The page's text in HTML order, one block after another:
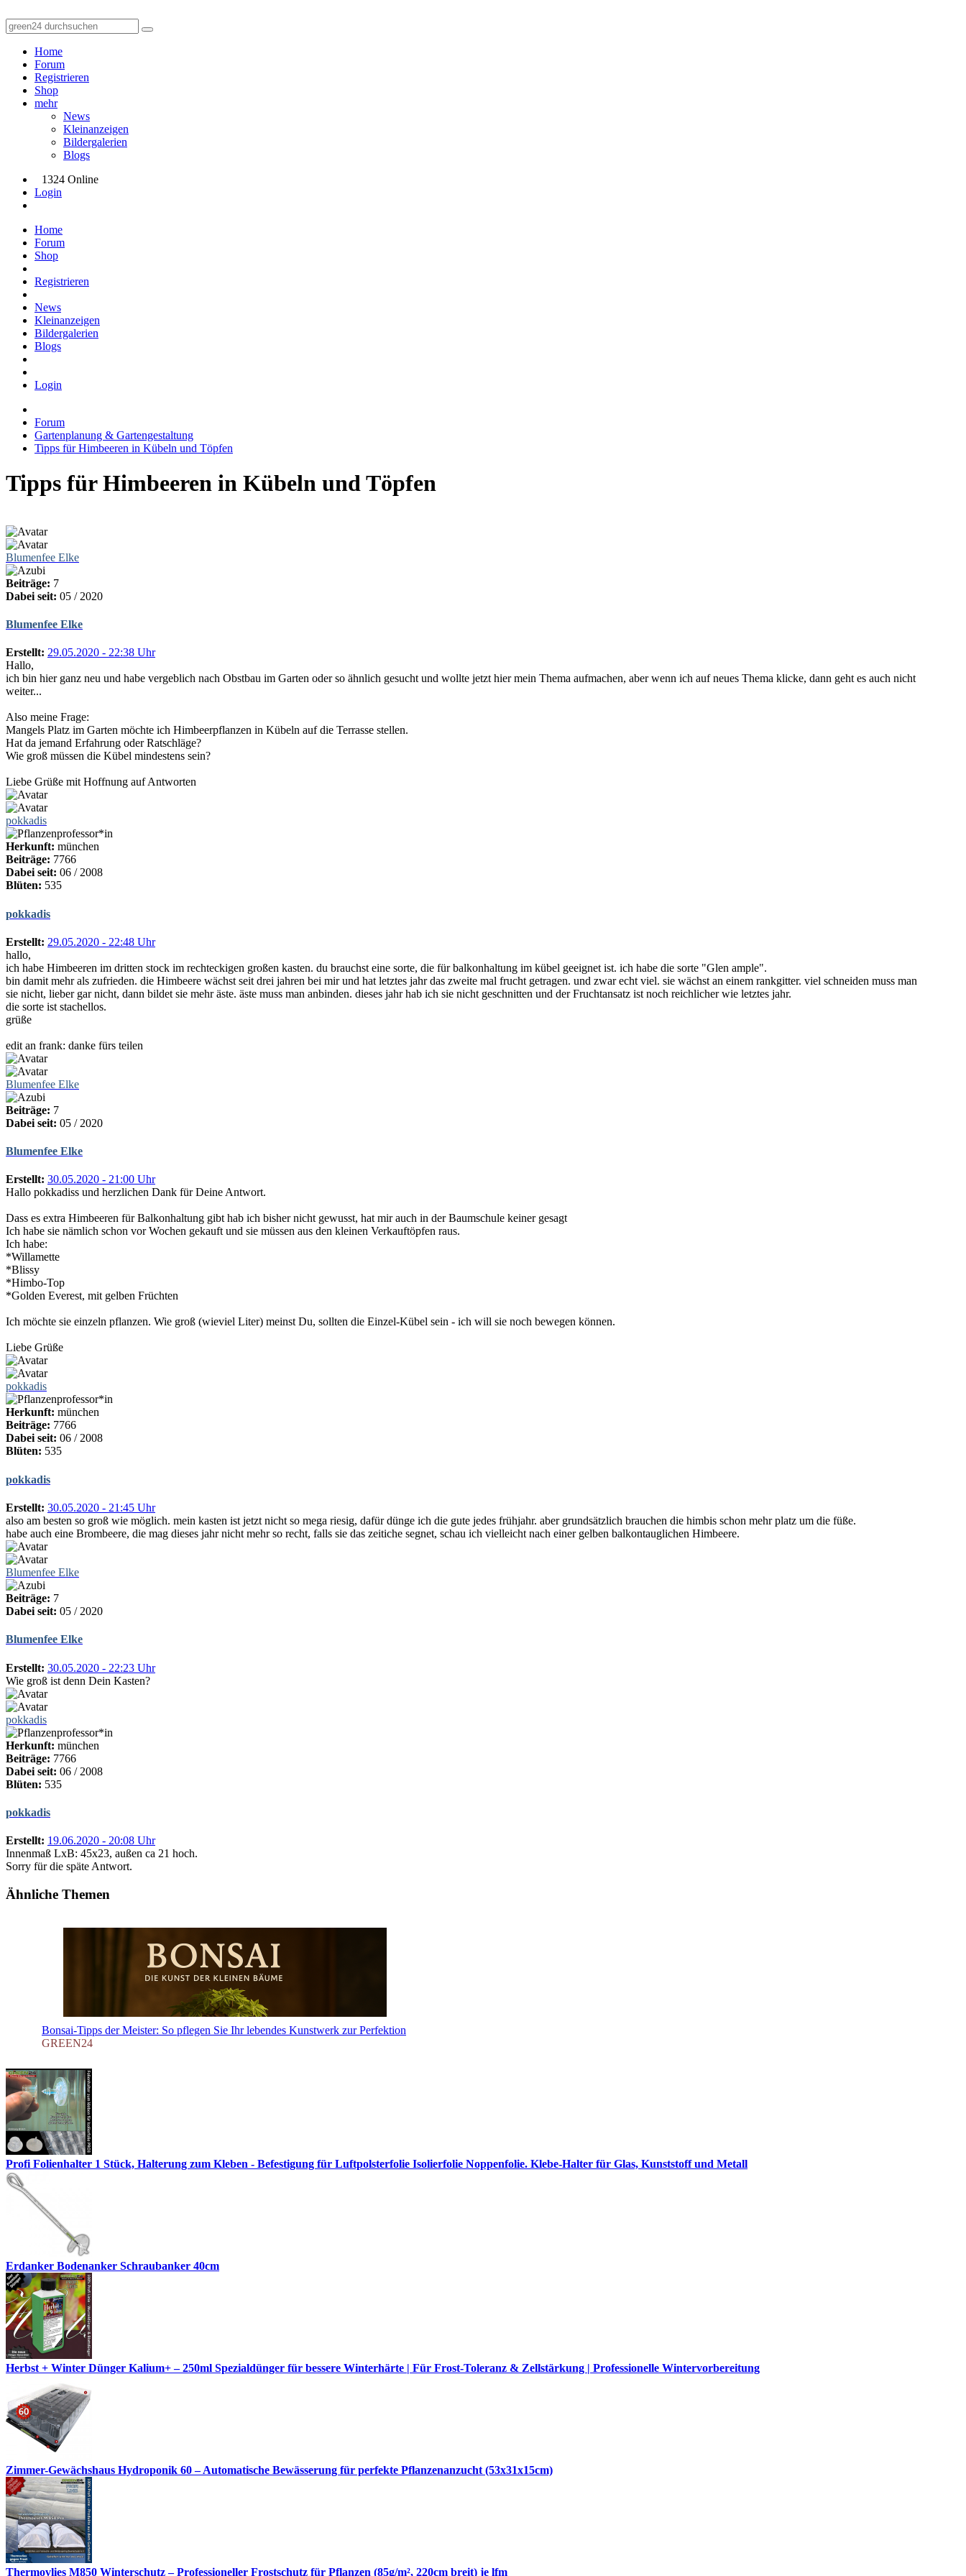
Home
Forum
Registrieren
Shop
mehr
News
Kleinanzeigen
Bildergalerien
Blogs
1324 Online
Login
Home
Forum
Shop
Registrieren
News
Kleinanzeigen
Bildergalerien
Blogs
Login
Forum
Gartenplanung & Gartengestaltung
Tipps für Himbeeren in Kübeln und Töpfen
Tipps für Himbeeren in Kübeln und Töpfen
Blumenfee Elke
Beiträge: 7
Dabei seit: 05 / 2020
Blumenfee Elke
Erstellt: 29.05.2020 - 22:38 Uhr
Hallo,
ich bin hier ganz neu und habe vergeblich nach Obstbau im Garten oder so ähnlich gesucht und wollte jetzt hier mein Thema aufmachen, aber wenn ich auf neues Thema klicke, dann geht es auch nicht
weiter...
Also meine Frage:
Mangels Platz im Garten möchte ich Himbeerpflanzen in Kübeln auf die Terrasse stellen.
Hat da jemand Erfahrung oder Ratschläge?
Wie groß müssen die Kübel mindestens sein?
Liebe Grüße mit Hoffnung auf Antworten
pokkadis
Herkunft: münchen
Beiträge: 7766
Dabei seit: 06 / 2008
Blüten: 535
pokkadis
Erstellt: 29.05.2020 - 22:48 Uhr
hallo,
ich habe Himbeeren im dritten stock im rechteckigen großen kasten. du brauchst eine sorte, die für balkonhaltung im kübel geeignet ist. ich habe die sorte "Glen ample".
bin damit mehr als zufrieden. die Himbeere wächst seit drei jahren bei mir und hat letztes jahr das zweite mal frucht getragen. und zwar echt viel. sie wächst an einem rankgitter. viel schneiden muss man
sie nicht, lieber gar nicht, dann bildet sie mehr äste. äste muss man anbinden. dieses jahr hab ich sie nicht geschnitten und der Fruchtansatz ist noch reichlicher wie letztes jahr.
die sorte ist stachellos.
grüße
edit an frank: danke fürs teilen
Blumenfee Elke
Beiträge: 7
Dabei seit: 05 / 2020
Blumenfee Elke
Erstellt: 30.05.2020 - 21:00 Uhr
Hallo pokkadiss und herzlichen Dank für Deine Antwort.
Dass es extra Himbeeren für Balkonhaltung gibt hab ich bisher nicht gewusst, hat mir auch in der Baumschule keiner gesagt
Ich habe sie nämlich schon vor Wochen gekauft und sie müssen aus den kleinen Verkauftöpfen raus.
Ich habe:
*Willamette
*Blissy
*Himbo-Top
*Golden Everest, mit gelben Früchten
Ich möchte sie einzeln pflanzen. Wie groß (wieviel Liter) meinst Du, sollten die Einzel-Kübel sein - ich will sie noch bewegen können.
Liebe Grüße
pokkadis
Herkunft: münchen
Beiträge: 7766
Dabei seit: 06 / 2008
Blüten: 535
pokkadis
Erstellt: 30.05.2020 - 21:45 Uhr
also am besten so groß wie möglich. mein kasten ist jetzt nicht so mega riesig, dafür dünge ich die gute jedes frühjahr. aber grundsätzlich brauchen die himbis schon mehr platz um die füße.
habe auch eine Brombeere, die mag dieses jahr nicht mehr so recht, falls sie das zeitiche segnet, schau ich vielleicht nach einer gelben balkontauglichen Himbeere.
Blumenfee Elke
Beiträge: 7
Dabei seit: 05 / 2020
Blumenfee Elke
Erstellt: 30.05.2020 - 22:23 Uhr
Wie groß ist denn Dein Kasten?
pokkadis
Herkunft: münchen
Beiträge: 7766
Dabei seit: 06 / 2008
Blüten: 535
pokkadis
Erstellt: 19.06.2020 - 20:08 Uhr
Innenmaß LxB: 45x23, außen ca 21 hoch.
Sorry für die späte Antwort.
Ähnliche Themen
Bonsai-Tipps der Meister: So pflegen Sie Ihr lebendes Kunstwerk zur Perfektion
GREEN24
Profi Folienhalter 1 Stück, Halterung zum Kleben - Befestigung für Luftpolsterfolie Isolierfolie Noppenfolie. Klebe-Halter für Glas, Kunststoff und Metall
Erdanker Bodenanker Schraubanker 40cm
Herbst + Winter Dünger Kalium+ – 250ml Spezialdünger für bessere Winterhärte | Für Frost-Toleranz & Zellstärkung | Professionelle Wintervorbereitung
Zimmer-Gewächshaus Hydroponik 60 – Automatische Bewässerung für perfekte Pflanzenanzucht (53x31x15cm)
Thermovlies M850 Winterschutz – Professioneller Frostschutz für Pflanzen (85g/m², 220cm breit) je lfm